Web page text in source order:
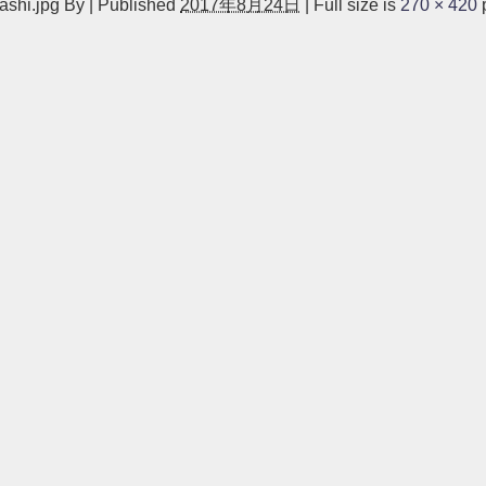
By Published 2017年8月24日 Full size is 270 × 420